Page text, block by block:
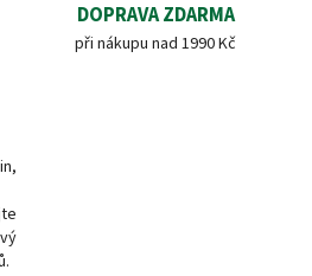
DOPRAVA ZDARMA
při nákupu nad 1990 Kč